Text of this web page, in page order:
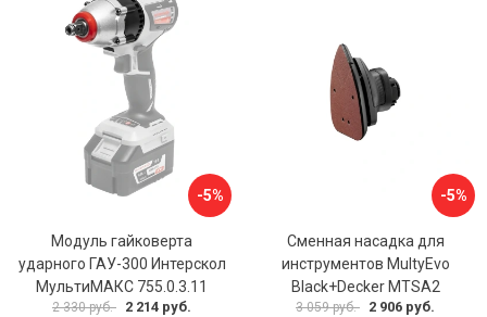
-5%
Модуль гайковерта
ударного ГАУ-300 Интерскол
МультиМАКС 755.0.3.11
2 330 руб. 2 214 руб.
-5%
Сменная насадка для
инcтрументов MultyEvo
Black+Decker MTSA2
3 059 руб. 2 906 руб.